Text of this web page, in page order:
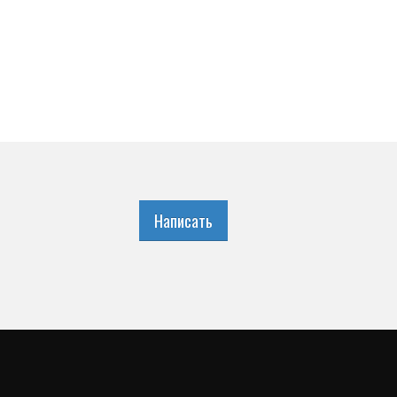
Написать